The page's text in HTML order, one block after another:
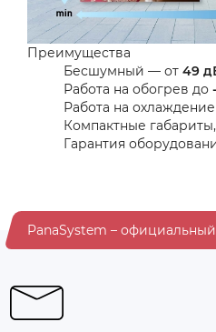
Преимущества
Бесшумный — от 49
Работа на обогрев до
Работа на
Компактные
Гарантия
PanaSystem –